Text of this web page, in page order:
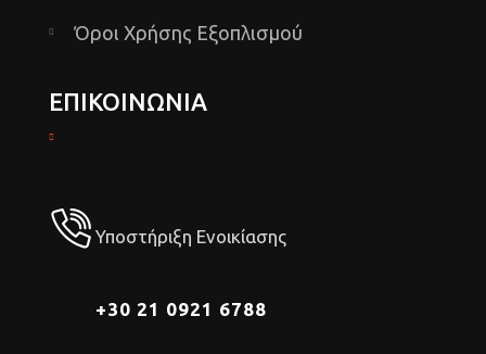
Όροι Χρήσης Εξοπλισμού
ΕΠΙΚΟΙΝΩΝΙΑ
Υποστήριξη Ενοικίασης
+30 21 0921 6788